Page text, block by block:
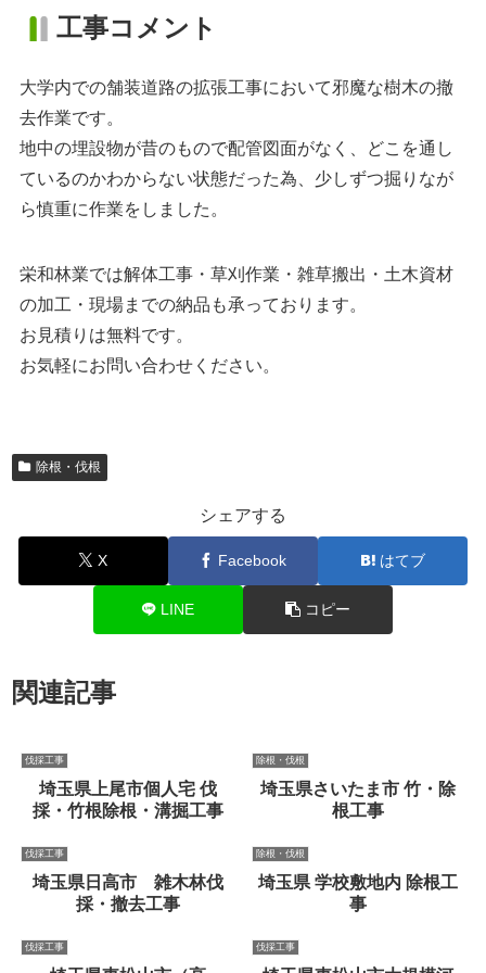
工事コメント
大学内での舗装道路の拡張工事において邪魔な樹木の撤
去作業です。
地中の埋設物が昔のもので配管図面がなく、どこを通し
ているのかわからない状態だった為、少しずつ掘りなが
ら慎重に作業をしました。
栄和林業では解体工事・草刈作業・雑草搬出・土木資材
の加工・現場までの納品も承っております。
お見積りは無料です。
お気軽にお問い合わせください。
除根・伐根
シェアする
X Facebook はてブ
LINE コピー
関連記事
伐採工事
埼玉県上尾市個人宅 伐
採・竹根除根・溝掘工事
除根・伐根
埼玉県さいたま市 竹・除
根工事
伐採工事
埼玉県日高市 雑木林伐
採・撤去工事
除根・伐根
埼玉県 学校敷地内 除根工
事
伐採工事 伐採工事